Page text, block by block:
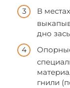
В
дно
гнили